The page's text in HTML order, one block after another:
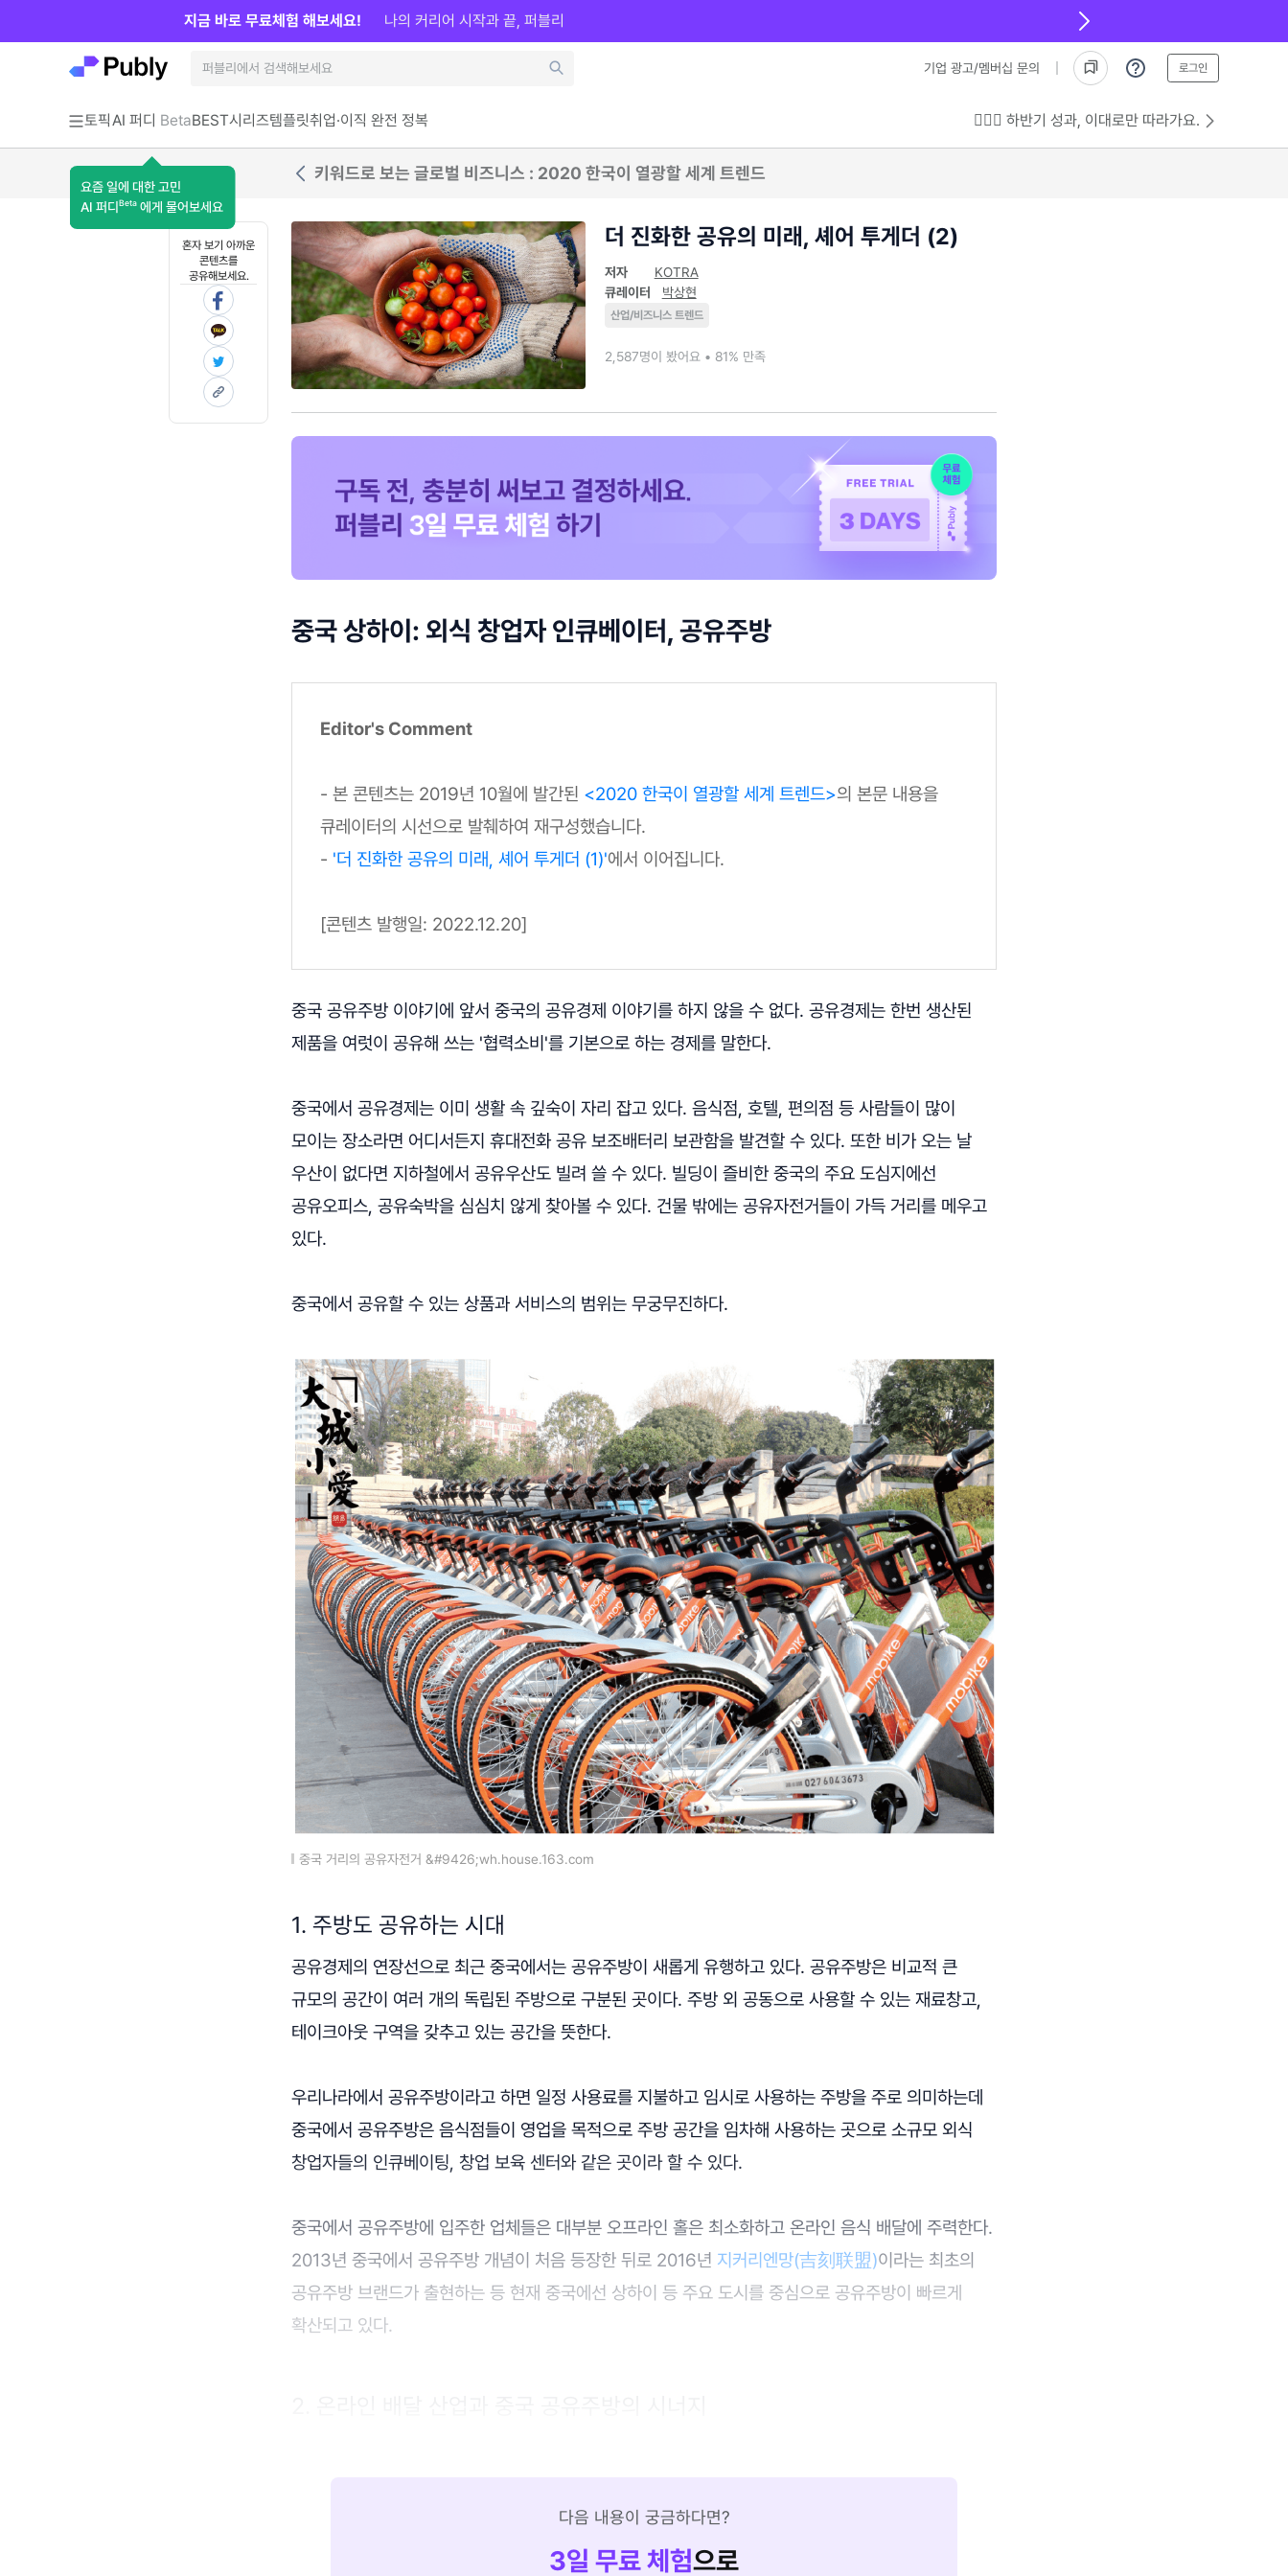
기업 광고/멤버십 문의 로그인
토픽AI 퍼디 Beta
요즘 일에 대한 고민
AI 퍼디 Beta 에게 물어보세요
BEST시리즈템플릿취업·이직 완전 정복 💁🏻‍♂️ 하반기 성과, 이대로만 따라가요.
지금 바로 무료체험 해보세요! 나의 커리어 시작과 끝, 퍼블리
키워드로 보는 글로벌 비즈니스 : 2020 한국이 열광할 세계 트렌드
혼자 보기 아까운
콘텐츠를
공유해보세요.
더 진화한 공유의 미래, 셰어 투게더 (2)
저자
KOTRA
큐레이터
박상현
산업/비즈니스 트렌드
2,587명이 봤어요 • 81% 만족
중국 상하이: 외식 창업자 인큐베이터, 공유주방
Editor's Comment
- 본 콘텐츠는 2019년 10월에 발간된 <2020 한국이 열광할 세계 트렌드>의 본문 내용을
큐레이터의 시선으로 발췌하여 재구성했습니다.
- '더 진화한 공유의 미래, 셰어 투게더 (1)'에서 이어집니다.
[콘텐츠 발행일: 2022.12.20]
중국 공유주방 이야기에 앞서 중국의 공유경제 이야기를 하지 않을 수 없다. 공유경제는 한번 생산된
제품을 여럿이 공유해 쓰는 '협력소비'를 기본으로 하는 경제를 말한다.
중국에서 공유경제는 이미 생활 속 깊숙이 자리 잡고 있다. 음식점, 호텔, 편의점 등 사람들이 많이
모이는 장소라면 어디서든지 휴대전화 공유 보조배터리 보관함을 발견할 수 있다. 또한 비가 오는 날
우산이 없다면 지하철에서 공유우산도 빌려 쓸 수 있다. 빌딩이 즐비한 중국의 주요 도심지에선
공유오피스, 공유숙박을 심심치 않게 찾아볼 수 있다. 건물 밖에는 공유자전거들이 가득 거리를 메우고
있다.
중국에서 공유할 수 있는 상품과 서비스의 범위는 무궁무진하다.
중국 거리의 공유자전거 &#9426;wh.house.163.com
1. 주방도 공유하는 시대
공유경제의 연장선으로 최근 중국에서는 공유주방이 새롭게 유행하고 있다. 공유주방은 비교적 큰
규모의 공간이 여러 개의 독립된 주방으로 구분된 곳이다. 주방 외 공동으로 사용할 수 있는 재료창고,
테이크아웃 구역을 갖추고 있는 공간을 뜻한다.
우리나라에서 공유주방이라고 하면 일정 사용료를 지불하고 임시로 사용하는 주방을 주로 의미하는데
중국에서 공유주방은 음식점들이 영업을 목적으로 주방 공간을 임차해 사용하는 곳으로 소규모 외식
창업자들의 인큐베이팅, 창업 보육 센터와 같은 곳이라 할 수 있다.
중국에서 공유주방에 입주한 업체들은 대부분 오프라인 홀은 최소화하고 온라인 음식 배달에 주력한다.
2013년 중국에서 공유주방 개념이 처음 등장한 뒤로 2016년 지커리엔망(吉刻联盟)이라는 최초의
공유주방 브랜드가 출현하는 등 현재 중국에선 상하이 등 주요 도시를 중심으로 공유주방이 빠르게
확산되고 있다.
다음 내용이 궁금하다면?
3일 무료 체험으로